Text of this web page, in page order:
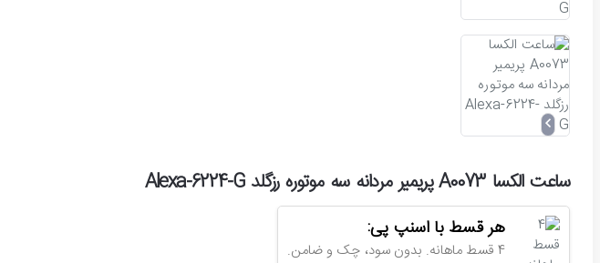
ساعت الکسا A0073 پریمیر مردانه سه موتوره رزگلد Alexa-6224-G
هر قسط با اسنپ پی:
4 قسط ماهانه. بدون سود، چک و ضامن.